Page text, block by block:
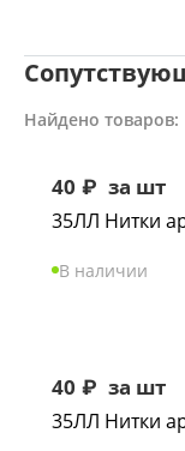
Найдено товаров:
40 ₽ за шт
35ЛЛ Нитки
В наличии
40 ₽ за шт
35ЛЛ Нитки